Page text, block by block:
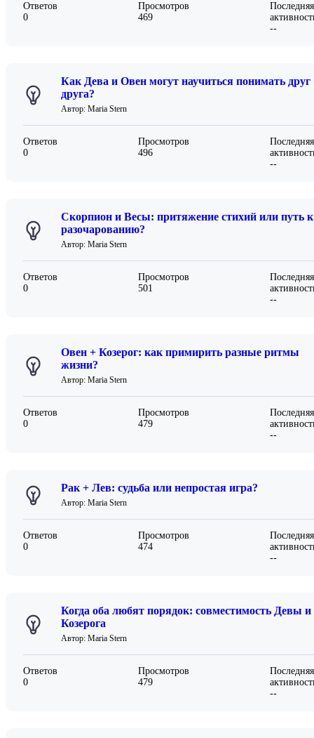
Ответов
0
Просмотров
469
Последняя
--
Как Дева и Овен могут научиться понимать друг
друга?
Автор: Maria Stern
Ответов
0
Просмотров
496
Последняя
--
Скорпион и Весы: притяжение стихий или путь к
разочарованию?
Автор: Maria Stern
Ответов
0
Просмотров
501
Последняя
--
Овен + Козерог: как примирить разные ритмы
жизни?
Автор: Maria Stern
Ответов
0
Просмотров
479
Последняя
--
Рак + Лев: судьба или непростая игра?
Автор: Maria Stern
Ответов
0
Просмотров
474
Последняя
--
Когда оба любят порядок: совместимость Девы и
Козерога
Автор: Maria Stern
Ответов
0
Просмотров
479
Последняя
--